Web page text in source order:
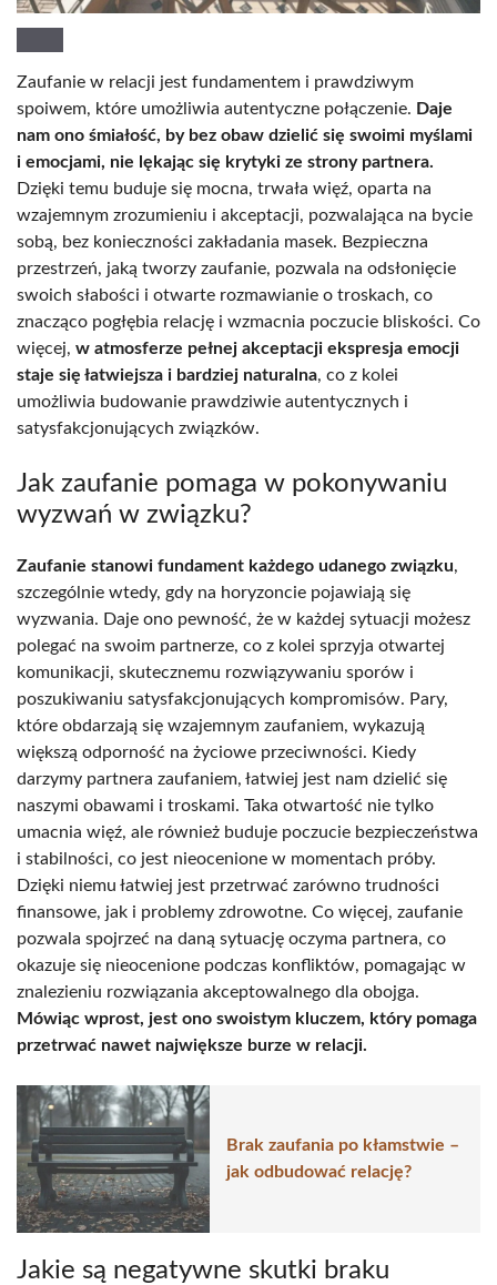
Zaufanie w relacji jest fundamentem i prawdziwym
spoiwem, które umożliwia autentyczne połączenie. Daje
nam ono śmiałość, by bez obaw dzielić się swoimi myślami
i emocjami, nie lękając się krytyki ze strony partnera.
Dzięki temu buduje się mocna, trwała więź, oparta na
wzajemnym zrozumieniu i akceptacji, pozwalająca na bycie
sobą, bez konieczności zakładania masek. Bezpieczna
przestrzeń, jaką tworzy zaufanie, pozwala na odsłonięcie
swoich słabości i otwarte rozmawianie o troskach, co
znacząco pogłębia relację i wzmacnia poczucie bliskości. Co
więcej, w atmosferze pełnej akceptacji ekspresja emocji
staje się łatwiejsza i bardziej naturalna, co z kolei
umożliwia budowanie prawdziwie autentycznych i
satysfakcjonujących związków.
Jak zaufanie pomaga w pokonywaniu
wyzwań w związku?
Zaufanie stanowi fundament każdego udanego związku,
szczególnie wtedy, gdy na horyzoncie pojawiają się
wyzwania. Daje ono pewność, że w każdej sytuacji możesz
polegać na swoim partnerze, co z kolei sprzyja otwartej
komunikacji, skutecznemu rozwiązywaniu sporów i
poszukiwaniu satysfakcjonujących kompromisów. Pary,
które obdarzają się wzajemnym zaufaniem, wykazują
większą odporność na życiowe przeciwności. Kiedy
darzymy partnera zaufaniem, łatwiej jest nam dzielić się
naszymi obawami i troskami. Taka otwartość nie tylko
umacnia więź, ale również buduje poczucie bezpieczeństwa
i stabilności, co jest nieocenione w momentach próby.
Dzięki niemu łatwiej jest przetrwać zarówno trudności
finansowe, jak i problemy zdrowotne. Co więcej, zaufanie
pozwala spojrzeć na daną sytuację oczyma partnera, co
okazuje się nieocenione podczas konfliktów, pomagając w
znalezieniu rozwiązania akceptowalnego dla obojga.
Mówiąc wprost, jest ono swoistym kluczem, który pomaga
przetrwać nawet największe burze w relacji.
Brak zaufania po kłamstwie –
jak odbudować relację?
Jakie są negatywne skutki braku